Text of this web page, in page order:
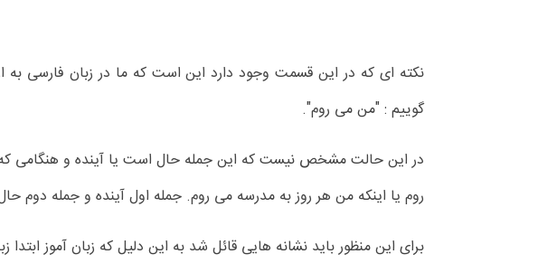
نکته ای که در این قسمت وجود دارد این است که ما در زبان فارسی به
گوییم : "من می روم".
در این حالت مشخص نیست که این جمله حال است یا آینده و هنگامی
روم یا اینکه من هر روز به مدرسه می روم. جمله اول آینده و جمله دوم
برای این منظور باید نشانه هایی قائل شد به این دلیل که زبان آموز